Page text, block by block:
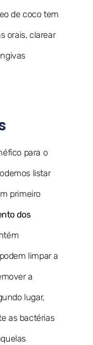
de coco tem
orais, clarear
para o
listar
primeiro
dos
limpar a
a
lugar,
as bactérias